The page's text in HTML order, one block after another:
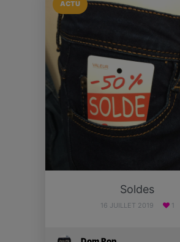
ACTU
Soldes
16 JUILLET 2019 1